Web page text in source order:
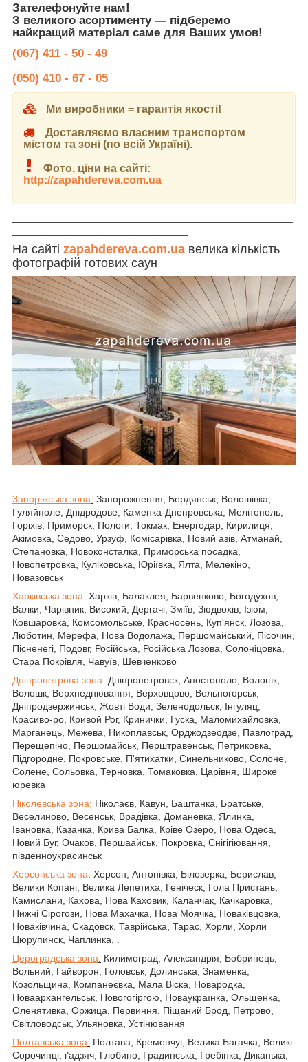
Зателефонуйте нам!
З великого асортименту — підберемо
найкращий матеріал саме для Ваших умов!
(067) 411 - 50 - 49
(050) 410 - 67 - 05
Ми виробники = гарантія якості!
Доставляємо власним транспортом
містом та зоні (по всій Україні).
Фото, ціни на сайті:
http://zapahdereva.com.ua
На сайті zapahdereva.com.ua велика кількість
фотографій готових саун
Запоріжська зона: Запорожнення, Бердянськ, Волошівка,
Гуляйполе, Днідродове, Каменка-Днепровська, Мелітополь,
Горіхів, Приморск, Пологи, Токмак, Енергодар, Кирилиця,
Акімовка, Седово, Урзуф, Комісарівка, Новий азів, Атманай,
Степановка, Новоконсталка, Приморська посадка,
Новопетровка, Куліковська, Юріївка, Ялта, Мелекіно,
Новазовськ
Харківська зона: Харків, Балаклея, Барвенково, Богодухов,
Валки, Чарівник, Високий, Дергачі, Зміїв, Зюдвохів, Ізюм,
Ковшаровка, Комсомольське, Красносень, Куп'янск, Лозова,
Люботин, Мерефа, Нова Водолажа, Першомайський, Пісочин,
Пісненегі, Подовг, Російська, Російська Лозова, Солоніцовка,
Стара Покрівля, Чавуїв, Шевченково
Дніпропетрова зона: Дніпропетровск, Апостополо, Волошк,
Волошк, Верхнеднювання, Верховцово, Вольногорськ,
Дніпродзержинськ, Жовті Води, Зеленодольск, Інгуляц,
Красиво-ро, Кривой Рог, Кринички, Гуска, Маломихайловка,
Марганець, Межева, Никоплавськ, Орджодзеодзе, Павлоград,
Перещепіно, Першомайськ, Перштравенськ, Петриковка,
Підгородне, Покровське, П'ятихатки, Синельниково, Солоне,
Солене, Сольовка, Терновка, Томаковка, Царівня, Широке
юревка
Ніколевська зона: Ніколаєв, Кавун, Баштанка, Братське,
Веселиново, Весенськ, Врадівка, Доманевка, Ялинка,
Івановка, Казанка, Крива Балка, Кріве Озеро, Нова Одеса,
Новий Буг, Очаков, Першаайськ, Покровка, Снігігіювання,
південноукрасинськ
Херсонська зона: Херсон, Антонівка, Білозерка, Берислав,
Велики Копані, Велика Лепетиха, Геніческ, Гола Пристань,
Камислани, Кахова, Нова Каховик, Каланчак, Качкаровка,
Нижні Сірогози, Нова Махачка, Нова Моячка, Новаківцовка,
Новаківчина, Скадовск, Таврійська, Тарас, Хорли, Хорли
Цюрупинск, Чаплинка, .
Цероградська зона: Килимоград, Александрія, Бобринець,
Вольний, Гайворон, Головськ, Долинська, Знаменка,
Козольщина, Компанеєвка, Мала Віска, Новародка,
Новаархангельськ, Новогогіргою, Новаукраїнка, Ольщенка,
Оленятивка, Оржица, Первиння, Піщаний Брод, Петрово,
Світловодськ, Ульяновка, Устінювання
Полтавська зона: Полтава, Кременчуг, Велика Багачка, Великі
Сорочинці, ґадзяч, Глобино, Градинська, Гребінка, Диканька,